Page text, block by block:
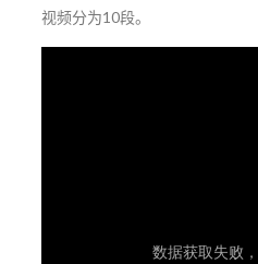
视频分为10段。